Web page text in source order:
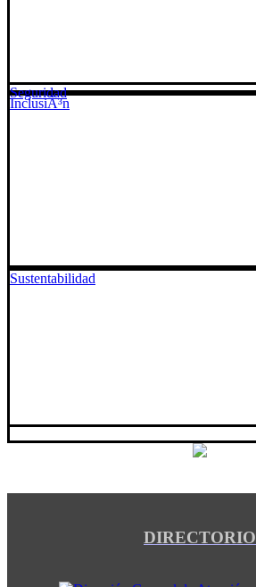
InclusiÃ³n
Sustentabilidad
Seguridad
DIRECTORIO